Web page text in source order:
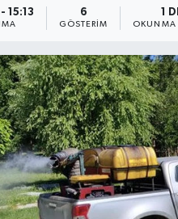
15:13 6
GÖSTERIM
1
OKUNMA